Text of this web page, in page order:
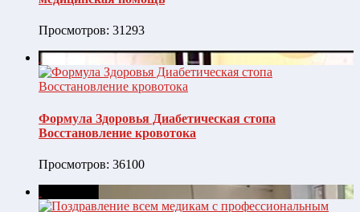
Просмотров: 31293
Формула Здоровья Диабетическая стопа
Восстановление кровотока
Просмотров: 36100